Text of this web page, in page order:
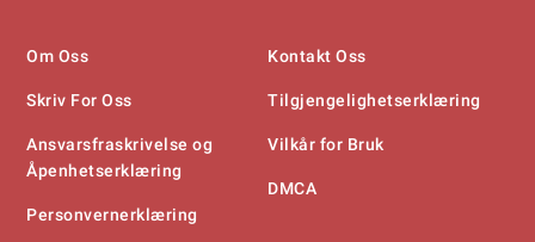
Om Oss
Skriv For Oss
Ansvarsfraskrivelse og
Åpenhetserklæring
Personvernerklæring
Kontakt Oss
Tilgjengelighetserklæring
Vilkår for Bruk
DMCA